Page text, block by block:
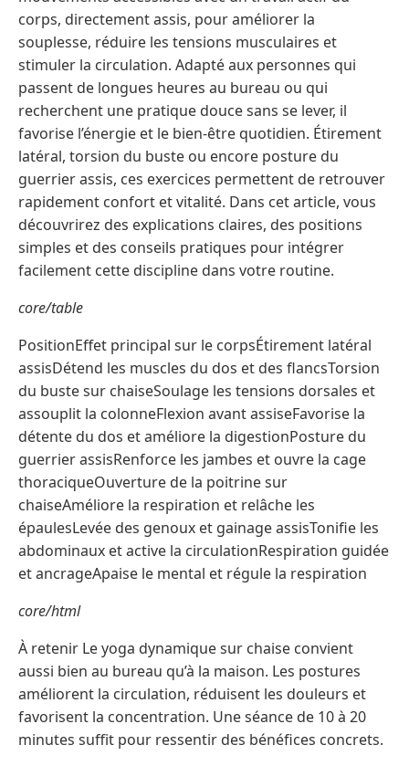
corps, directement assis, pour améliorer la
souplesse, réduire les tensions musculaires et
stimuler la circulation. Adapté aux personnes qui
passent de longues heures au bureau ou qui
recherchent une pratique douce sans se lever, il
favorise l’énergie et le bien-être quotidien. Étirement
latéral, torsion du buste ou encore posture du
guerrier assis, ces exercices permettent de retrouver
rapidement confort et vitalité. Dans cet article, vous
découvrirez des explications claires, des positions
simples et des conseils pratiques pour intégrer
facilement cette discipline dans votre routine.
core/table
PositionEffet principal sur le corpsÉtirement latéral
assisDétend les muscles du dos et des flancsTorsion
du buste sur chaiseSoulage les tensions dorsales et
assouplit la colonneFlexion avant assiseFavorise la
détente du dos et améliore la digestionPosture du
guerrier assisRenforce les jambes et ouvre la cage
thoraciqueOuverture de la poitrine sur
chaiseAméliore la respiration et relâche les
épaulesLevée des genoux et gainage assisTonifie les
abdominaux et active la circulationRespiration guidée
et ancrageApaise le mental et régule la respiration
core/html
À retenir Le yoga dynamique sur chaise convient
aussi bien au bureau qu’à la maison. Les postures
améliorent la circulation, réduisent les douleurs et
favorisent la concentration. Une séance de 10 à 20
minutes suffit pour ressentir des bénéfices concrets.